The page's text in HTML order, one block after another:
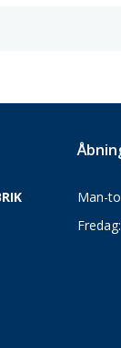
Man-